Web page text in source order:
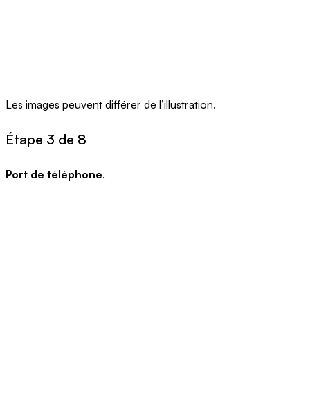
Les images peuvent différer de l’illustration.
Étape 3 de 8
Port de téléphone.